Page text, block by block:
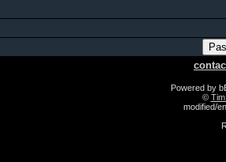
Powered by
©
modified/